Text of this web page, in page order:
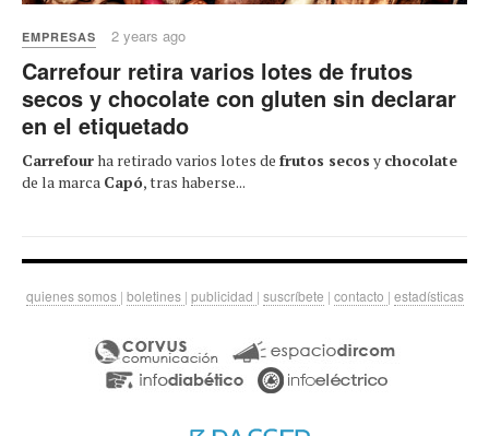
EMPRESAS 2 years ago
Carrefour retira varios lotes de frutos
secos y chocolate con gluten sin declarar
en el etiquetado
Carrefourha retirado varios lotes de frutos secos y chocolate
de la marca Capó, tras haberse...
quienes somos | boletines | publicidad | suscríbete | contacto | estadísticas